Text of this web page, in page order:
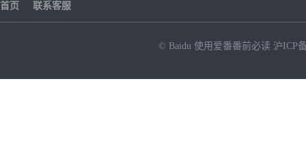
首页 联系客服
© Baidu 使用爱番番前必读 沪ICP